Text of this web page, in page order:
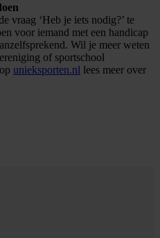
vraag ‘Heb je iets nodig?’ te
voor iemand met een handicap
Wil je meer weten
of sportschool
unieksporten.nl lees meer over